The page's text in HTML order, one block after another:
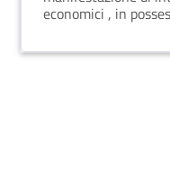
economici , in